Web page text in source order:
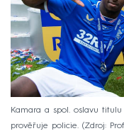
Kamara a spol. oslavu
prověřuje policie.
Zdroj: